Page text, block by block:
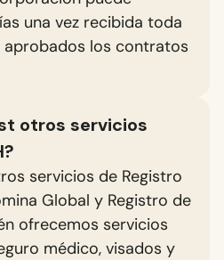
una vez recibida toda
los contratos
otros servicios
servicios de Registro
Global y Registro de
ofrecemos servicios
médico, visados y